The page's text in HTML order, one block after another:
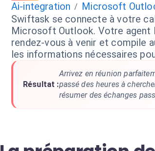
Ai-integration / Microsoft
Swiftask se connecte à votre
Microsoft Outlook. Votre agent
rendez-vous à venir et compile
les informations nécessaires
Résultat :
Arrivez en réunion
passé des heures à
résumer des échanges